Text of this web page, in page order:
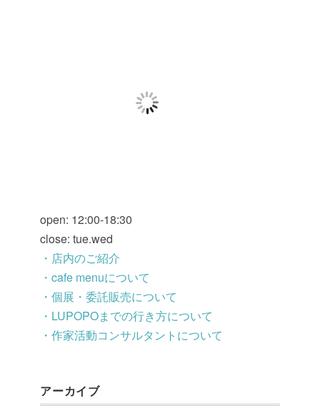
open: 12:00-18:30
close: tue.wed
・店内のご紹介
・cafe menuについて
・個展・委託販売について
・LUPOPOまでの行き方について
・作家活動コンサルタントについて
アーカイブ